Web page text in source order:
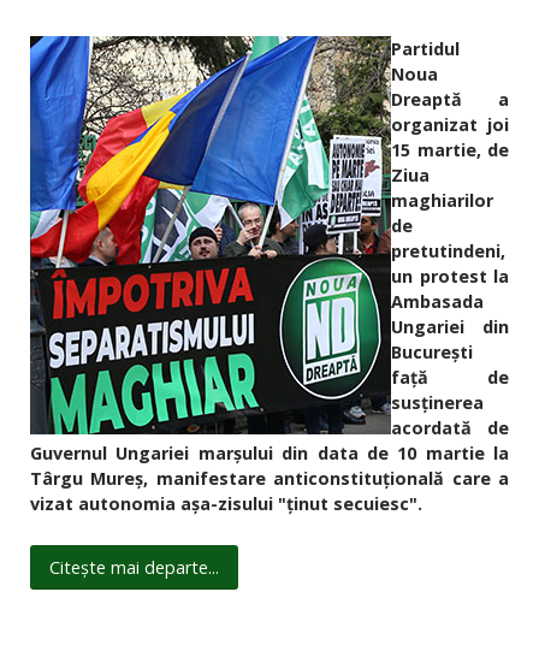
Partidul
Noua
Dreaptă a
organizat joi
15 martie, de
Ziua
maghiarilor
de
pretutindeni,
un protest la
Ambasada
Ungariei din
București
față de
susținerea
acordată de
Guvernul Ungariei marșului din data de 10 martie la
Târgu Mureș, manifestare anticonstituțională care a
vizat autonomia așa-zisului "ținut secuiesc".
Citește mai departe...